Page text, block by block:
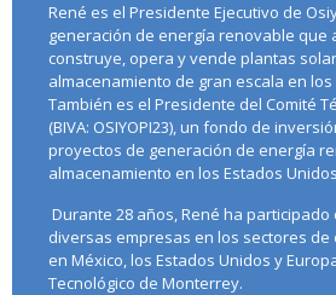
René es el Presidente Ejecutivo de
generación de energía renovable que
construye, opera y vende plantas
almacenamiento de gran escala en los
También es el Presidente del Comité
(BIVA: OSIYOPI23), un fondo de
proyectos de generación de energía
almacenamiento en los Estados
Durante 28 años, René ha participado
diversas empresas en los sectores de
en México, los Estados Unidos y
Tecnológico de Monterrey.